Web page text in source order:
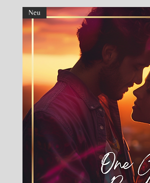
Neu